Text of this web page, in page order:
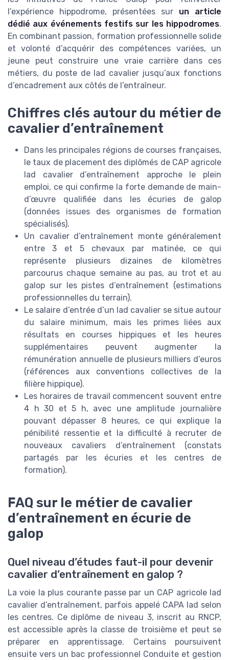
l’expérience hippodrome, présentées sur un article
dédié aux événements festifs sur les hippodromes.
En combinant passion, formation professionnelle solide
et volonté d’acquérir des compétences variées, un
jeune peut construire une vraie carrière dans ces
métiers, du poste de lad cavalier jusqu’aux fonctions
d’encadrement aux côtés de l’entraîneur.
Chiffres clés autour du métier de
cavalier d’entraînement
Dans les principales régions de courses françaises,
le taux de placement des diplômés de CAP agricole
lad cavalier d’entraînement approche le plein
emploi, ce qui confirme la forte demande de main-
d’œuvre qualifiée dans les écuries de galop
(données issues des organismes de formation
spécialisés).
Un cavalier d’entraînement monte généralement
entre 3 et 5 chevaux par matinée, ce qui
représente plusieurs dizaines de kilomètres
parcourus chaque semaine au pas, au trot et au
galop sur les pistes d’entraînement (estimations
professionnelles du terrain).
Le salaire d’entrée d’un lad cavalier se situe autour
du salaire minimum, mais les primes liées aux
résultats en courses hippiques et les heures
supplémentaires peuvent augmenter la
rémunération annuelle de plusieurs milliers d’euros
(références aux conventions collectives de la
filière hippique).
Les horaires de travail commencent souvent entre
4 h 30 et 5 h, avec une amplitude journalière
pouvant dépasser 8 heures, ce qui explique la
pénibilité ressentie et la difficulté à recruter de
nouveaux cavaliers d’entraînement (constats
partagés par les écuries et les centres de
formation).
FAQ sur le métier de cavalier
d’entraînement en écurie de
galop
Quel niveau d’études faut-il pour devenir
cavalier d’entraînement en galop ?
La voie la plus courante passe par un CAP agricole lad
cavalier d’entraînement, parfois appelé CAPA lad selon
les centres. Ce diplôme de niveau 3, inscrit au RNCP,
est accessible après la classe de troisième et peut se
préparer en apprentissage. Certains poursuivent
ensuite vers un bac professionnel Conduite et gestion